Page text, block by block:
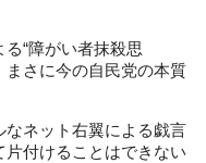
“障がい者抹殺思
まさに今の自民党の本質
ネット右翼による戯言
付けることはできない